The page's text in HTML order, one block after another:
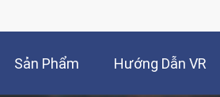
Sản Phẩm Hướng Dẫn VR